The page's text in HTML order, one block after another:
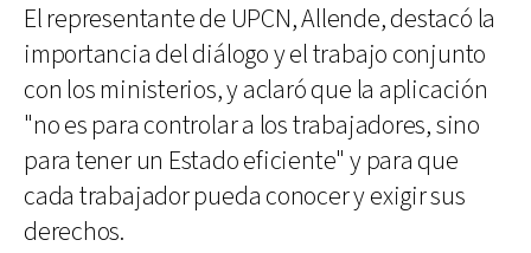
El representante de UPCN, Allende, destacó la
importancia del diálogo y el trabajo conjunto
con los ministerios, y aclaró que la aplicación
"no es para controlar a los trabajadores, sino
para tener un Estado eficiente" y para que
cada trabajador pueda conocer y exigir sus
derechos.